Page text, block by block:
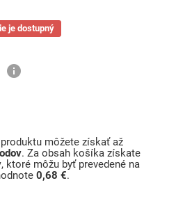
je dostupný
môžete získať až
. Za obsah košíka získate
, ktoré môžu byť prevedené na
0,68 €.